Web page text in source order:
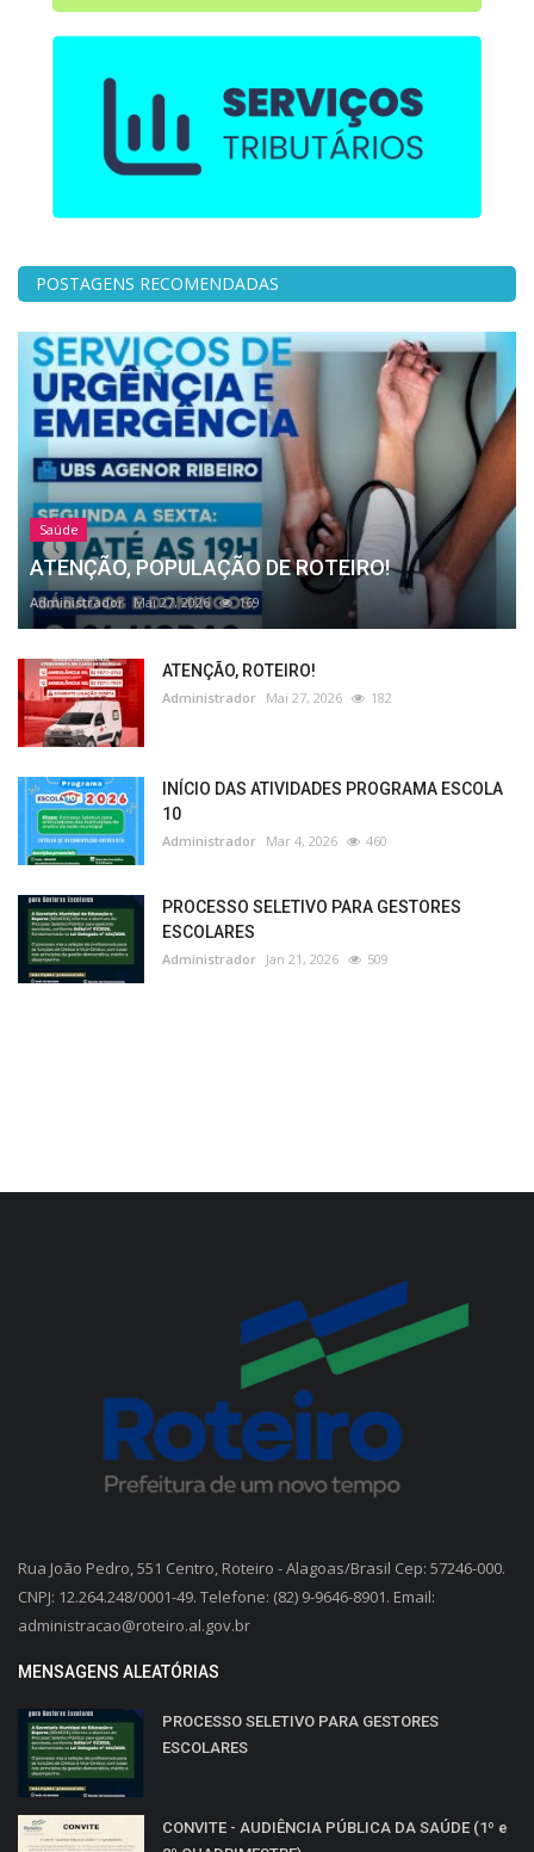
POSTAGENS RECOMENDADAS
Saúde
ATENÇÃO, POPULAÇÃO DE ROTEIRO!
Administrador Mai 27, 2026 169
ATENÇÃO, ROTEIRO!
Administrador Mai 27, 2026 182
INÍCIO DAS ATIVIDADES PROGRAMA ESCOLA
10
Administrador Mar 4, 2026 460
PROCESSO SELETIVO PARA GESTORES
ESCOLARES
Administrador Jan 21, 2026 509
Rua João Pedro, 551 Centro, Roteiro - Alagoas/Brasil Cep: 57246-000.
CNPJ: 12.264.248/0001-49. Telefone: (82) 9-9646-8901. Email:
administracao@roteiro.al.gov.br
MENSAGENS ALEATÓRIAS
PROCESSO SELETIVO PARA GESTORES
ESCOLARES
CONVITE - AUDIÊNCIA PÚBLICA DA SAÚDE (1º e